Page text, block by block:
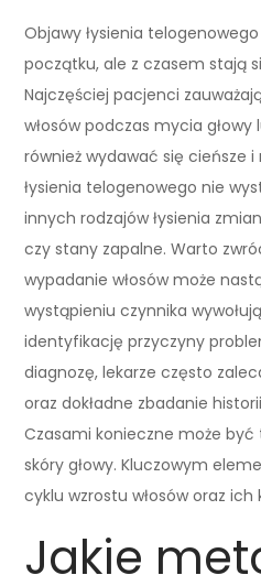
Objawy łysienia
początku, ale z czasem stają
Najczęściej pacjenci
włosów podczas mycia
również wydawać się cieńsze
łysienia telogenowego nie
innych rodzajów łysienia
czy stany zapalne. Warto
wypadanie włosów może
wystąpieniu czynnika
identyfikację przyczyny
diagnozę, lekarze często
oraz dokładne zbadanie
Czasami konieczne może być
skóry głowy. Kluczowym
cyklu wzrostu włosów oraz ich
Jakie